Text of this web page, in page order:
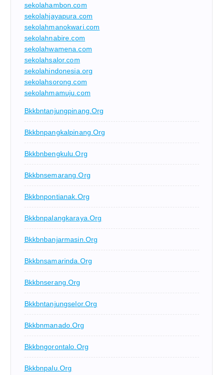
sekolahambon.com
sekolahjayapura.com
sekolahmanokwari.com
sekolahnabire.com
sekolahwamena.com
sekolahsalor.com
sekolahindonesia.org
sekolahsorong.com
sekolahmamuju.com
Bkkbntanjungpinang.org
Bkkbnpangkalpinang.org
Bkkbnbengkulu.org
Bkkbnsemarang.org
Bkkbnpontianak.org
Bkkbnpalangkaraya.org
Bkkbnbanjarmasin.org
Bkkbnsamarinda.org
Bkkbnserang.org
Bkkbntanjungselor.org
Bkkbnmanado.org
Bkkbngorontalo.org
Bkkbnpalu.org